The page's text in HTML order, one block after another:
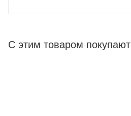
С этим товаром покупают